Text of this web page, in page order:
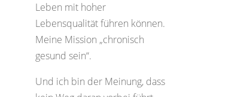
Leben mit hoher
Lebensqualität führen können.
Meine Mission „chronisch
gesund sein“.
Und ich bin der Meinung, dass